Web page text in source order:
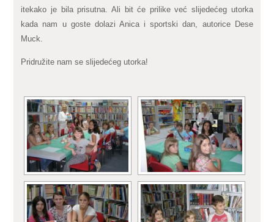
itekako je bila prisutna. Ali bit će prilike već slijedećeg utorka
kada nam u goste dolazi Anica i sportski dan, autorice Dese
Muck.
Pridružite nam se slijedećeg utorka!